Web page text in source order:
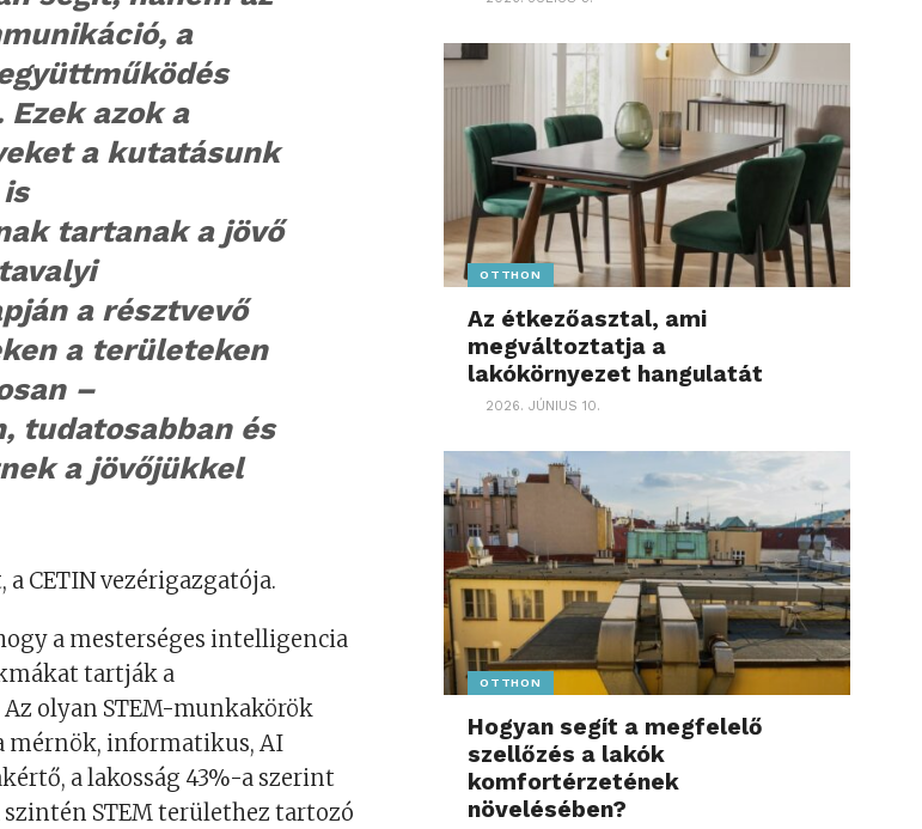
a
azok a
a kutatásunk
tartanak a jövő
a résztvevő
a területeken
–
tudatosabban és
a jövőjükkel
CETIN vezérigazgatója.
a mesterséges intelligencia
tartják a
olyan STEM-munkakörök
mérnök, informatikus, AI
a lakosság 43%-a szerint
STEM területhez tartozó
OTTHON
Az étkezőasztal, ami
megváltoztatja a
lakókörnyezet hangulatát
2026. JÚNIUS 10.
OTTHON
Hogyan segít a megfelelő
szellőzés a lakók
komfortérzetének
növelésében?